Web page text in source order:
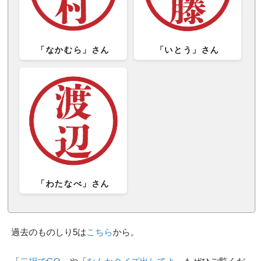
「なかむら」さん 「いとう」さん
「わたなべ」さん
過去のものしり5はこちらから。